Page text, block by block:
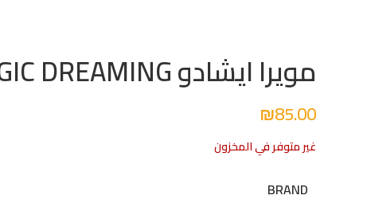
مويرا ايشادو MAGIC DREAMING
₪85.00
غير متوفر في المخزون
BRAND